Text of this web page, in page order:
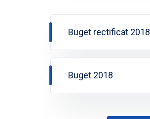
Buget rectificat 2018
Buget 2018